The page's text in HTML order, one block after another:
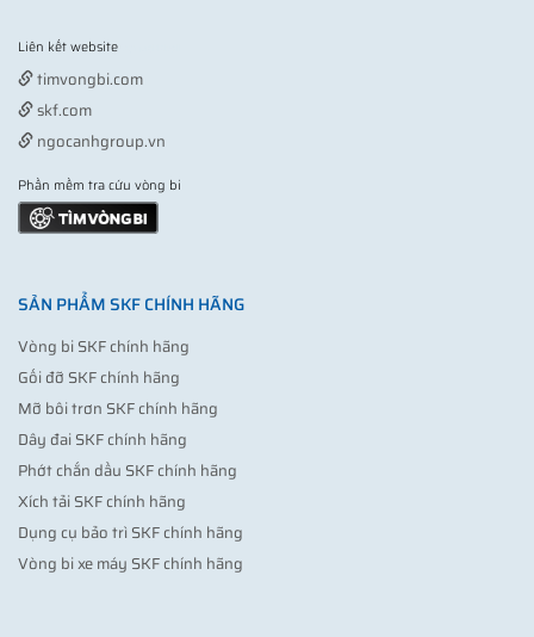
Liên kết website
timvongbi.com
skf.com
ngocanhgroup.vn
Phần mềm tra cứu vòng bi
SẢN PHẨM SKF CHÍNH HÃNG
Vòng bi SKF chính hãng
Gối đỡ SKF chính hãng
Mỡ bôi trơn SKF chính hãng
Dây đai SKF chính hãng
Phớt chắn dầu SKF chính hãng
Xích tải SKF chính hãng
Dụng cụ bảo trì SKF chính hãng
Vòng bi xe máy SKF chính hãng